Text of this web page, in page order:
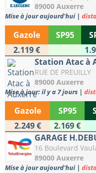
89000 Auxerre
Mise à jour aujourd'hui |
Gazole SP95
2.119 €
Station Atac à
RUE DE PREUILLY
89000 Auxerre
Mise à jour: il y a 7 jours |
Gazole SP95
2.249 €
2.169 €
GARAGE
16 Boulevard
89000 Auxerre
Mise à jour aujourd'hui |